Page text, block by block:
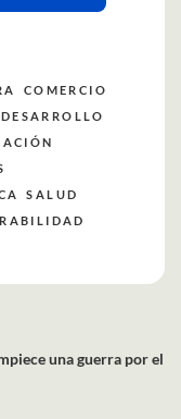
COMERCIO
DESARROLLO
SALUD
una guerra por el